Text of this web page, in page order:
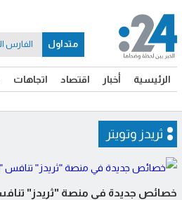
الرئيسية أخبار اقتصاد اتجاهات
متداول الفارس
ثريدز وتويتر
خصائص جديدة في منصة "ثريدز"